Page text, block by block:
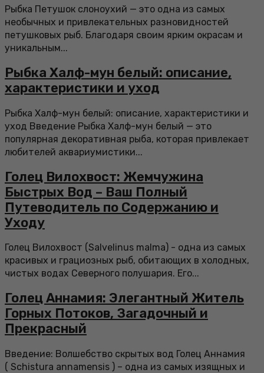
Рыбка Петушок слоноухий — это одна из самых
необычных и привлекательных разновидностей
петушковых рыб. Благодаря своим ярким окрасам и
уникальным...
Рыбка Халф-мун белый: описание,
характеристики и уход
Рыбка Халф-мун белый: описание, характеристики и
уход Введение Рыбка Халф-мун белый — это
популярная декоративная рыба, которая привлекает
любителей аквариумистики...
Голец Вилохвост: Жемчужина
Быстрых Вод – Ваш Полный
Путеводитель по Содержанию и
Уходу
Голец Вилохвост (Salvelinus malma) - одна из самых
красивых и грациозных рыб, обитающих в холодных,
чистых водах Северного полушария. Его...
Голец Аннамия: Элегантный Житель
Горных Потоков, Загадочный и
Прекрасный
Введение: Волшебство скрытых вод Голец Аннамия
( Schistura annamensis ) – одна из самых изящных и